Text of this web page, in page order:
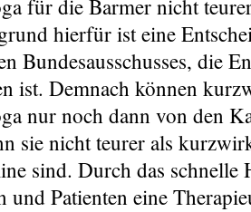
für die Barmer nicht
hierfür ist eine
Bundesausschusses, die
ist. Demnach können
nur noch dann von den
sie nicht teurer als
sind. Durch das schnelle
und Patienten eine